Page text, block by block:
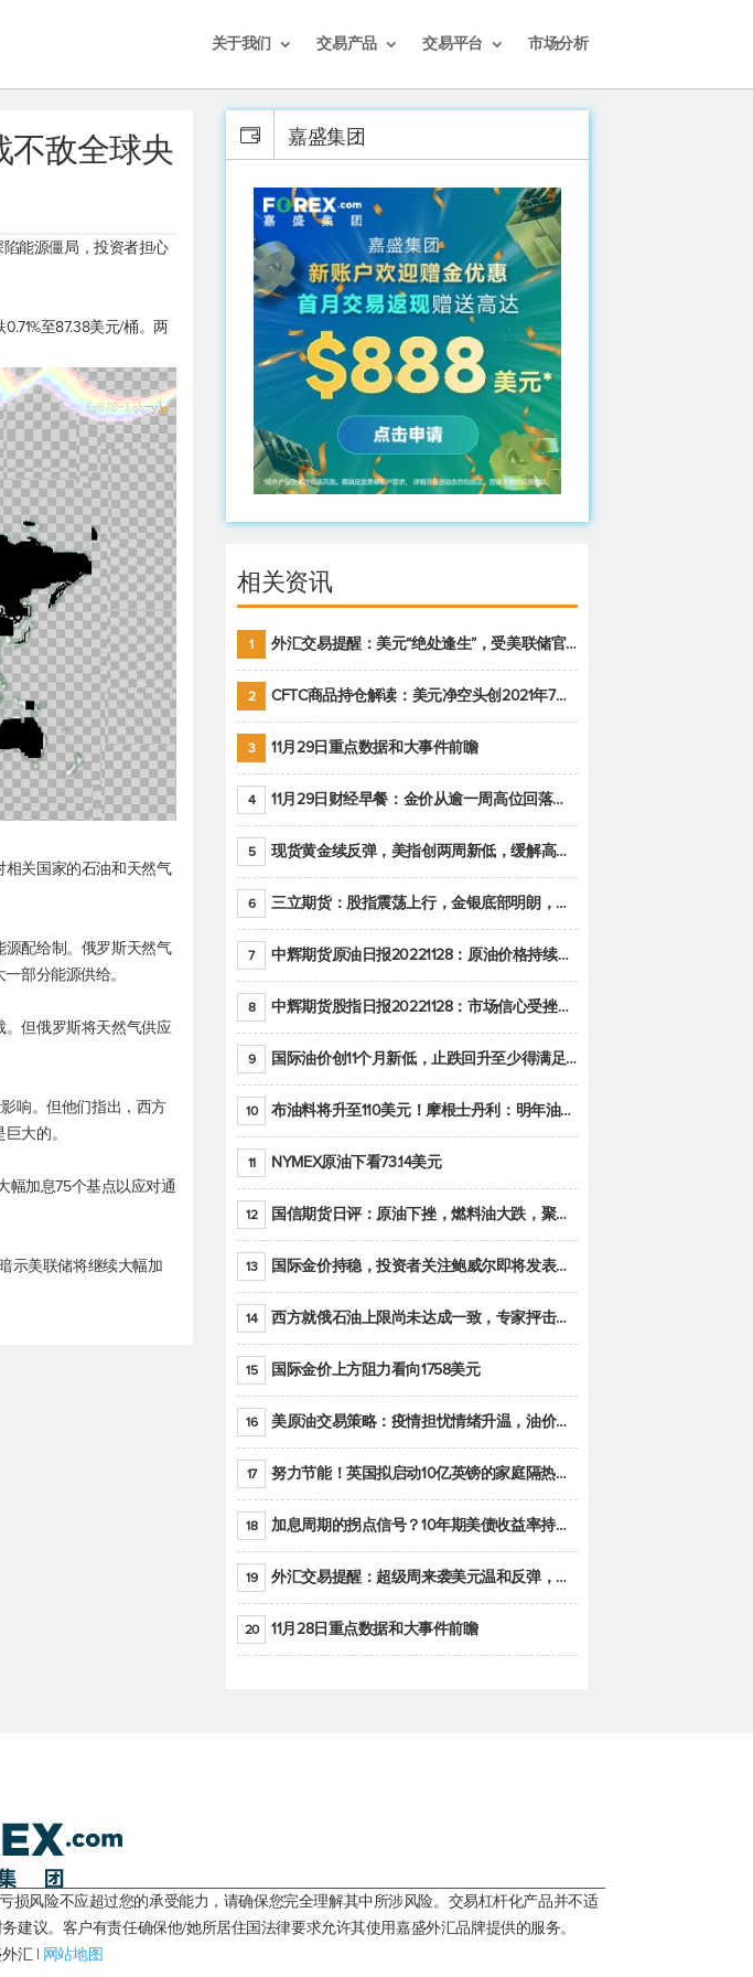
关于我们 交易产品 交易平台 市场分析
不敌全球央
能源僵局，投资者担心
至87.38美元/桶。两
关国家的石油和天然气
配给制。俄罗斯天然气
部分能源供给。
但俄罗斯将天然气供应
响。但他们指出，西方
大的。
幅加息75个基点以应对通
示美联储将继续大幅加
嘉盛集团
相关资讯
1 外汇交易提醒：美元“绝处逢生”，受美联储官员鹰派讲话支撑
2 CFTC商品持仓解读：美元净空头创2021年7月以来最大，黄金期货投机性净多头头寸减少
3 11月29日重点数据和大事件前瞻
4 11月29日财经早餐：金价从逾一周高位回落，美联储官员重申鹰派立场推动美元回升
5 现货黄金续反弹，美指创两周新低，缓解高通胀美国须治本
6 三立期货：股指震荡上行，金银底部明朗，原油偏弱走势(20221128收评)
7 中辉期货原油日报20221128：原油价格持续下降，市场关注OPEC+新一轮产能政策
8 中辉期货股指日报20221128：市场信心受挫，股指全线回调
9 国际油价创11个月新低，止跌回升至少得满足二大条件之一
10 布油料将升至110美元！摩根士丹利：明年油市面临七大不确定性
11 NYMEX原油下看73.14美元
12 国信期货日评：原油下挫，燃料油大跌，聚烯烃谨慎回调
13 国际金价持稳，投资者关注鲍威尔即将发表的讲话
14 西方就俄石油上限尚未达成一致，专家抨击限价是无用功
15 国际金价上方阻力看向1758美元
16 美原油交易策略：疫情担忧情绪升温，油价跌创年内新低
17 努力节能！英国拟启动10亿英镑的家庭隔热工程 减少能源消耗
18 加息周期的拐点信号？10年期美债收益率持续低于联邦基金利率目标区间
19 外汇交易提醒：超级周来袭美元温和反弹，警惕筑底可能性
20 11月28日重点数据和大事件前瞻
风险不应超过您的承受能力，请确保您完全理解其中所涉风险。交易杠杆化产品并不适
议。客户有责任确保他/她所居住国法律要求允许其使用嘉盛外汇品牌提供的服务。
汇 | 网站地图